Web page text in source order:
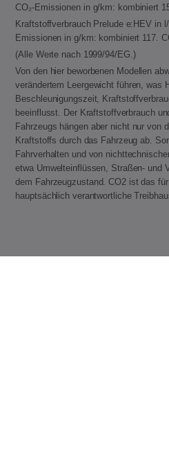
CO₂-Emissionen in g/km: kombiniert
Kraftstoffverbrauch Prelude e:HEV in
Emissionen in g/km: kombiniert 117.
(Alle Werte nach 1999/94/EG.)
Von den hier beworbenen Modellen
verändertem Leergewicht führen, was
Beschleunigungszeit,
beeinflusst. Der Kraftstoffverbrauch
Fahrzeugs hängen aber nicht nur von
Kraftstoffs durch das Fahrzeug ab.
Fahrverhalten und von
etwa Umwelteinflüssen, Straßen- und
dem Fahrzeugzustand. CO2 ist das
hauptsächlich verantwortliche